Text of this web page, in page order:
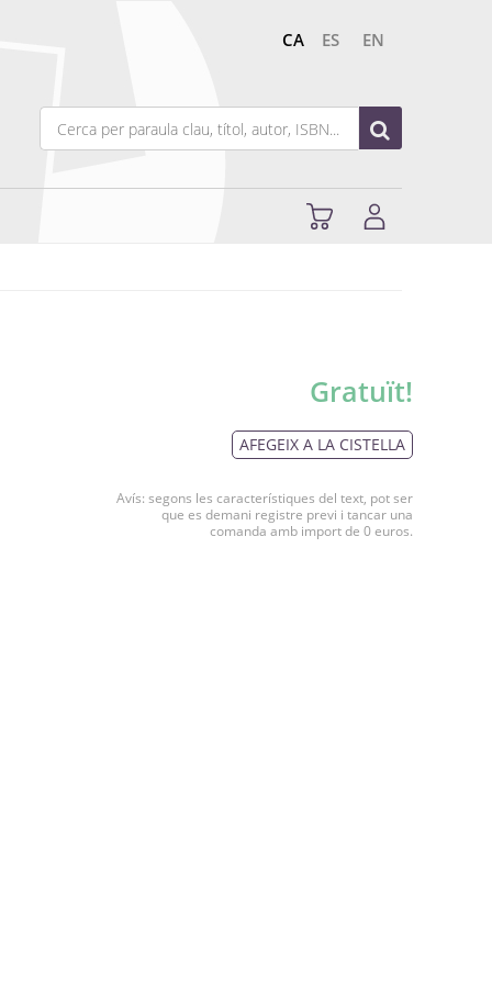
CA ES EN
Gratuït!
AFEGEIX A LA CISTELLA
Avís: segons les característiques del text, pot ser
que es demani registre previ i tancar una
comanda amb import de 0 euros.